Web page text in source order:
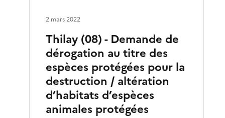
Thilay (08) - Demande de
dérogation au titre des
espèces protégées pour la
destruction / altération
d’habitats d’espèces
animales protégées
2 mars 2022